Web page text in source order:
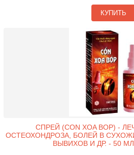
КУПИТЬ
СПРЕЙ (CON XOA BOP) -
ОСТЕОХОНДРОЗА, БОЛЕЙ В
ВЫВИХОВ И ДР. - 50